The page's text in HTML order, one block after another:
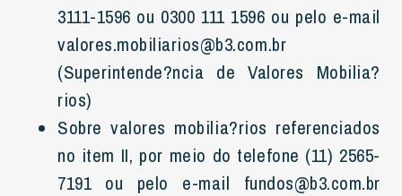
3111-1596 ou 0300 111 1596 ou pelo e-mail
valores.mobiliarios@b3.com.br
(Superintende?ncia de Valores Mobilia?
rios)
Sobre valores mobilia?rios referenciados
no item II, por meio do telefone (11) 2565-
7191 ou pelo e-mail fundos@b3.com.br